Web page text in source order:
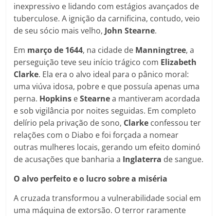
inexpressivo e lidando com estágios avançados de
tuberculose. A ignição da carnificina, contudo, veio
de seu sócio mais velho, John Stearne.
Em março de 1644, na cidade de Manningtree, a
perseguição teve seu início trágico com Elizabeth
Clarke. Ela era o alvo ideal para o pânico moral:
uma viúva idosa, pobre e que possuía apenas uma
perna. Hopkins eStearnea mantiveram acordada
e sob vigilância por noites seguidas. Em completo
delírio pela privação de sono, Clarke confessou ter
relações com o Diabo e foi forçada a nomear
outras mulheres locais, gerando um efeito dominó
de acusações que banharia a Inglaterra de sangue.
O alvo perfeito e o lucro sobre a miséria
A cruzada transformou a vulnerabilidade social em
uma máquina de extorsão. O terror raramente